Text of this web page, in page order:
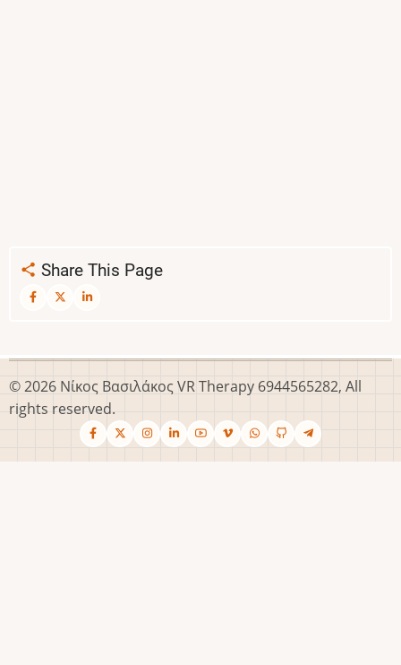
Share This Page
© 2026 Νίκος Βασιλάκος VR Therapy 6944565282, All
rights reserved.